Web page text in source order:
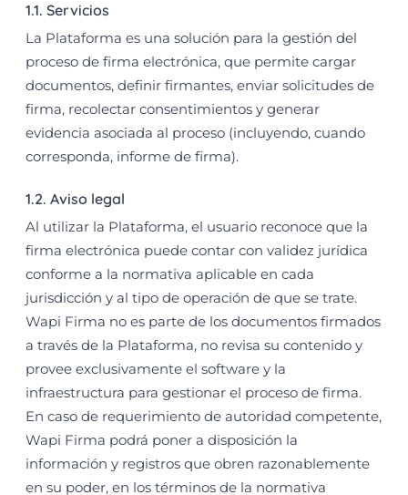
1.1. Servicios
La Plataforma es una solución para la gestión del
proceso de firma electrónica, que permite cargar
documentos, definir firmantes, enviar solicitudes de
firma, recolectar consentimientos y generar
evidencia asociada al proceso (incluyendo, cuando
corresponda, informe de firma).
1.2. Aviso legal
Al utilizar la Plataforma, el usuario reconoce que la
firma electrónica puede contar con validez jurídica
conforme a la normativa aplicable en cada
jurisdicción y al tipo de operación de que se trate.
Wapi Firma no es parte de los documentos firmados
a través de la Plataforma, no revisa su contenido y
provee exclusivamente el software y la
infraestructura para gestionar el proceso de firma.
En caso de requerimiento de autoridad competente,
Wapi Firma podrá poner a disposición la
información y registros que obren razonablemente
en su poder, en los términos de la normativa